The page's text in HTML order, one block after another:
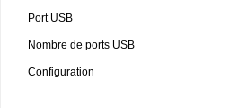
Port USB
Nombre de ports USB
Configuration